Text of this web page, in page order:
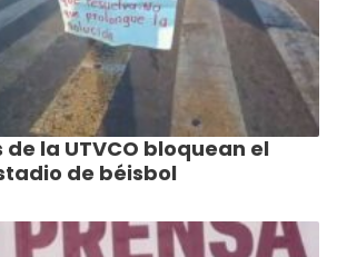
la UTVCO bloquean el
de béisbol